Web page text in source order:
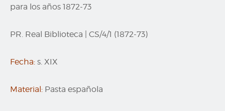
para los años 1872-73
PR. Real Biblioteca CS/4/1 (1872-73)
Fecha: s. XIX
Material: Pasta española